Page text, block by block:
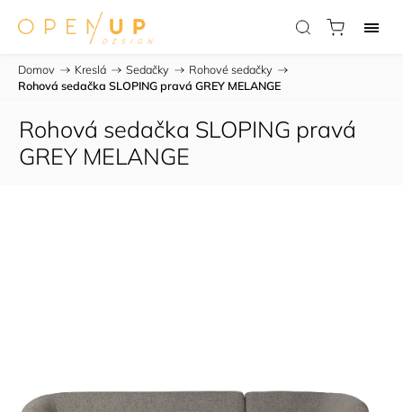
Domov / Kreslá / Sedačky / Rohové sedačky /
Rohová sedačka SLOPING pravá GREY MELANGE
Rohová sedačka SLOPING pravá
GREY MELANGE